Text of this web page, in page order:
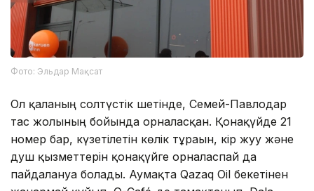
Фото: Эльдар Мақсат
Ол қаланың солтүстік шетінде, Семей-Павлодар
тас жолының бойында орналасқан. Қонақүйде 21
номер бар, күзетілетін көлік тұрағын, кір жуу және
душ қызметтерін қонақүйге орналаспай да
пайдалануға болады. Аумақта Qazaq Oil бекетінен